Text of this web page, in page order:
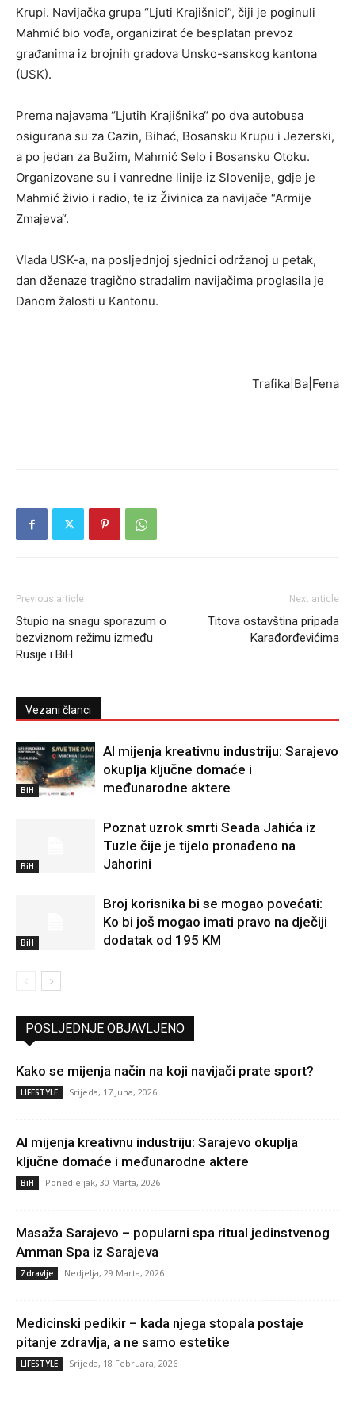
Krupi. Navijačka grupa “Ljuti Krajišnici”, čiji je poginuli
Mahmić bio vođa, organizirat će besplatan prevoz
građanima iz brojnih gradova Unsko-sanskog kantona
(USK).
Prema najavama “Ljutih Krajišnika“ po dva autobusa
osigurana su za Cazin, Bihać, Bosansku Krupu i Jezerski,
a po jedan za Bužim, Mahmić Selo i Bosansku Otoku.
Organizovane su i vanredne linije iz Slovenije, gdje je
Mahmić živio i radio, te iz Živinica za navijače “Armije
Zmajeva“.
Vlada USK-a, na posljednjoj sjednici održanoj u petak,
dan dženaze tragično stradalim navijačima proglasila je
Danom žalosti u Kantonu.
Trafika|Ba|Fena
Previous article
Stupio na snagu sporazum o
bezviznom režimu između
Rusije i BiH
Next article
Titova ostavština pripada
Karađorđevićima
Vezani članci
BiH
AI mijenja kreativnu industriju: Sarajevo
okuplja ključne domaće i
međunarodne aktere
BiH
Poznat uzrok smrti Seada Jahića iz
Tuzle čije je tijelo pronađeno na
Jahorini
BiH
Broj korisnika bi se mogao povećati:
Ko bi još mogao imati pravo na dječiji
dodatak od 195 KM
POSLJEDNJE OBJAVLJENO
Kako se mijenja način na koji navijači prate sport?
LIFESTYLE Srijeda, 17 Juna, 2026
AI mijenja kreativnu industriju: Sarajevo okuplja
ključne domaće i međunarodne aktere
BiH Ponedjeljak, 30 Marta, 2026
Masaža Sarajevo – popularni spa ritual jedinstvenog
Amman Spa iz Sarajeva
Zdravlje Nedjelja, 29 Marta, 2026
Medicinski pedikir – kada njega stopala postaje
pitanje zdravlja, a ne samo estetike
LIFESTYLE Srijeda, 18 Februara, 2026